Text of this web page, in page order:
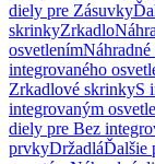
diely pre Zásuvky
skrinkyZrkadlo
osvetlením
integrovaného
Zrkadlové skrinkyS
integrovaným
diely pre Bez
prvkyDržadláĎalšie